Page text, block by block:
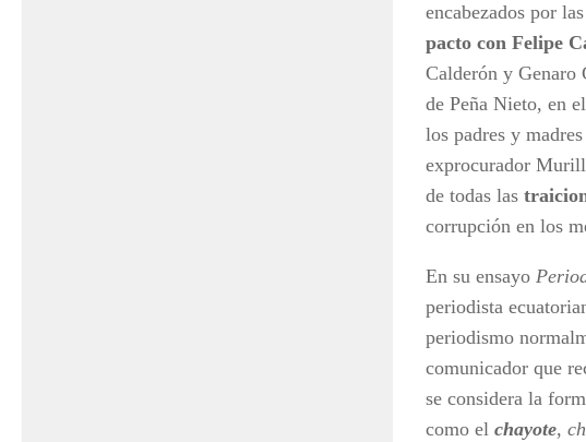
encabezados por
pacto con Felipe
Calderón y Genaro
de Peña Nieto, en el
los padres y
exprocurador
de todas las
corrupción en los
En su ensayo
periodista
periodismo
comunicador que
se considera la
como el chayote,